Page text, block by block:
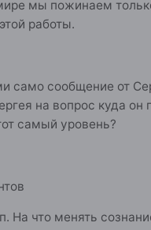
мы пожинаем
работы.
само сообщение от
на вопрос куда
самый уровень?
На что менять